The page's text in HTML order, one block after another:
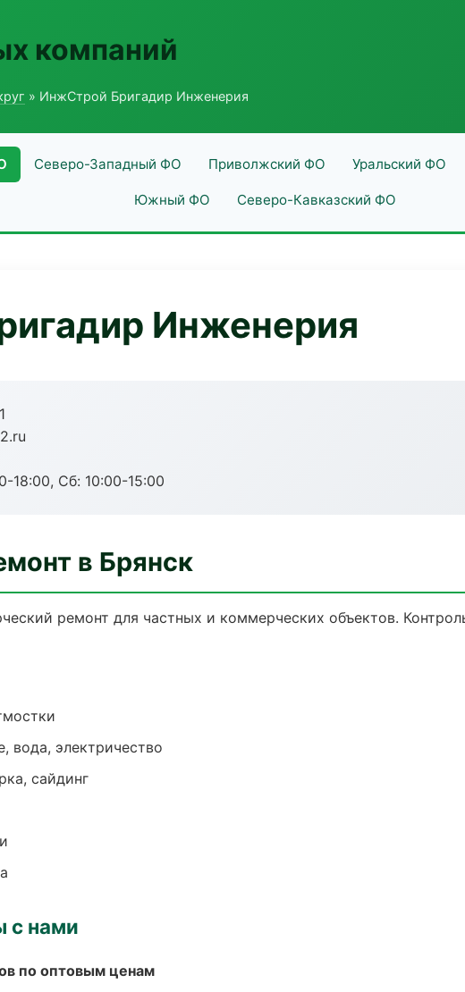
компаний
» ИнжСтрой Бригадир Инженерия
Северо-Западный ФО Приволжский ФО Уральский ФО
Южный ФО Северо-Кавказский ФО
Инженерия
18:00, Сб: 10:00-15:00
в Брянск
ремонт для частных и коммерческих объектов.
вода, электричество
сайдинг
с нами
по оптовым ценам